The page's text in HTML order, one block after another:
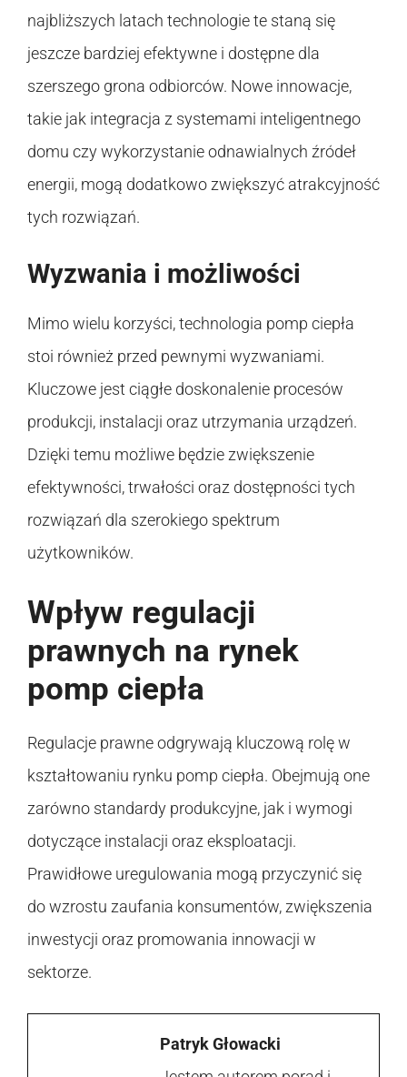
najbliższych latach technologie te staną się
jeszcze bardziej efektywne i dostępne dla
szerszego grona odbiorców. Nowe innowacje,
takie jak integracja z systemami inteligentnego
domu czy wykorzystanie odnawialnych źródeł
energii, mogą dodatkowo zwiększyć atrakcyjność
tych rozwiązań.
Wyzwania i możliwości
Mimo wielu korzyści, technologia pomp ciepła
stoi również przed pewnymi wyzwaniami.
Kluczowe jest ciągłe doskonalenie procesów
produkcji, instalacji oraz utrzymania urządzeń.
Dzięki temu możliwe będzie zwiększenie
efektywności, trwałości oraz dostępności tych
rozwiązań dla szerokiego spektrum
użytkowników.
Wpływ regulacji
prawnych na rynek
pomp ciepła
Regulacje prawne odgrywają kluczową rolę w
kształtowaniu rynku pomp ciepła. Obejmują one
zarówno standardy produkcyjne, jak i wymogi
dotyczące instalacji oraz eksploatacji.
Prawidłowe uregulowania mogą przyczynić się
do wzrostu zaufania konsumentów, zwiększenia
inwestycji oraz promowania innowacji w
sektorze.
Patryk Głowacki